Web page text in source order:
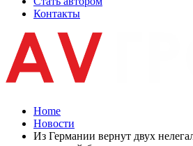
Контакты
Home
Новости
Из Германии вернут двух